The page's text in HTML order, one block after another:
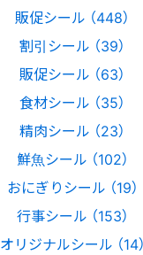
販促シール （448）
割引シール （39）
販促シール （63）
食材シール （35）
精肉シール （23）
鮮魚シール （102）
おにぎりシール （19）
行事シール （153）
オリジナルシール （14）